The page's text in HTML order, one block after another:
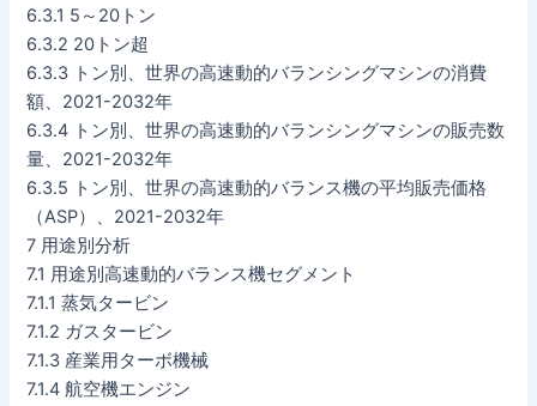
6.3.1 5～20トン
6.3.2 20トン超
6.3.3 トン別、世界の高速動的バランシングマシンの消費
額、2021-2032年
6.3.4 トン別、世界の高速動的バランシングマシンの販売数
量、2021-2032年
6.3.5 トン別、世界の高速動的バランス機の平均販売価格
（ASP）、2021-2032年
7 用途別分析
7.1 用途別高速動的バランス機セグメント
7.1.1 蒸気タービン
7.1.2 ガスタービン
7.1.3 産業用ターボ機械
7.1.4 航空機エンジン